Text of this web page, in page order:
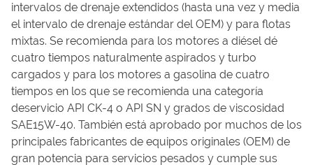
intervalos de drenaje extendidos (hasta una vez y media
el intervalo de drenaje estándar del OEM) y para flotas
mixtas. Se recomienda para los motores a diésel dé
cuatro tiempos naturalmente aspirados y turbo
cargados y para los motores a gasolina de cuatro
tiempos en los que se recomienda una categoría
deservicio API CK-4 o API SN y grados de viscosidad
SAE15W-40. También está aprobado por muchos de los
principales fabricantes de equipos originales (OEM) de
gran potencia para servicios pesados y cumple sus